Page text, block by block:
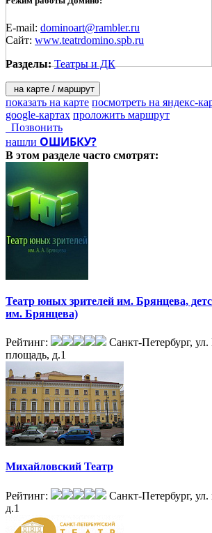
E-mail: dominoart@rambler.ru
Сайт: www.teatrdomino.spb.ru
Разделы: Театры и ДК
на карте / маршрут
показать на карте посмотреть на яндекс-
google-картах проложить маршрут
Позвонить
нашли ОШИБКУ?
В этом разделе часто смотрят:
Театр юных зрителей им. Брянцева,
им. Брянцева)
Рейтинг:
Санкт-Петербург,
площадь, д.1
Михайловский Театр
Рейтинг:
Санкт-Петербург,
д.1